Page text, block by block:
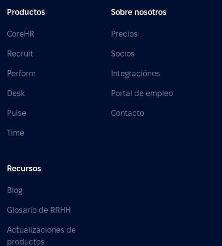
Productos
CoreHR
Recruit
Perform
Desk
Pulse
Time
Sobre nosotros
Precios
Socios
Integraciónes
Portal de empleo
Contacto
Recursos
Blog
Glosario de RRHH
Actualizaciones de
productos